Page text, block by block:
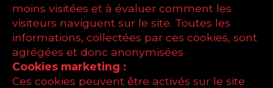
moins visitées et à évaluer comment les
visiteurs naviguent sur le site. Toutes les
informations, collectées par ces cookies, sont
agrégées et donc anonymisées
Cookies marketing :
Ces cookies peuvent être activés sur le site